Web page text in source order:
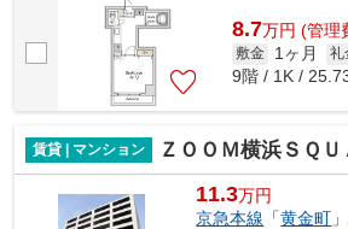
8.7万円 (管理
敷金 1ヶ月 礼
9階 / 1K /
賃貸 | マンション ＺＯＯＭ横浜ＳＱＵ
11.3万円
京急本線 「黄金町